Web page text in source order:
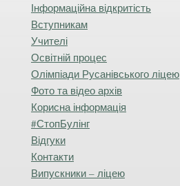
Інформаційна відкритість
Вступникам
Учителі
Освітній процес
Олімпіади Русанівського ліцею
Фото та відео архів
Корисна інформація
#СтопБулінг
Відгуки
Контакти
Випускники – ліцею